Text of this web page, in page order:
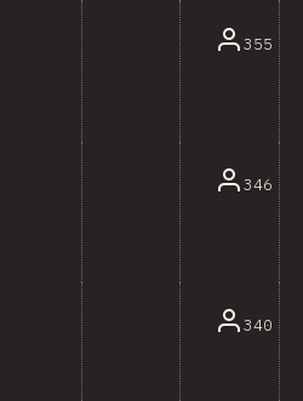
355
346
340